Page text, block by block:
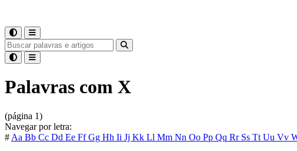
Palavras com X
(página 1)
Navegar por letra:
# Aa Bb Cc Dd Ee FfGg Hh Ii Jj Kk Ll Mm Nn Oo Pp Qq Rr Ss Tt Uu Vv